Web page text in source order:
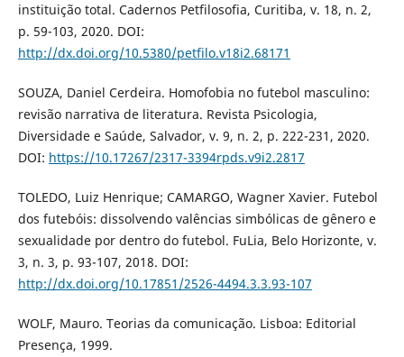
instituição total. Cadernos Petfilosofia, Curitiba, v. 18, n. 2,
p. 59-103, 2020. DOI:
http://dx.doi.org/10.5380/petfilo.v18i2.68171
SOUZA, Daniel Cerdeira. Homofobia no futebol masculino:
revisão narrativa de literatura. Revista Psicologia,
Diversidade e Saúde, Salvador, v. 9, n. 2, p. 222-231, 2020.
DOI: https://10.17267/2317-3394rpds.v9i2.2817
TOLEDO, Luiz Henrique; CAMARGO, Wagner Xavier. Futebol
dos futebóis: dissolvendo valências simbólicas de gênero e
sexualidade por dentro do futebol. FuLia, Belo Horizonte, v.
3, n. 3, p. 93-107, 2018. DOI:
http://dx.doi.org/10.17851/2526-4494.3.3.93-107
WOLF, Mauro. Teorias da comunicação. Lisboa: Editorial
Presença, 1999.